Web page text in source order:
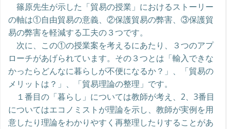
篠原先生が示した「貿易の授業」におけるストーリー
の軸は①自由貿易の意義、②保護貿易の弊害、③保護貿
易の弊害を軽減する工夫の３つです。
次に、この①の授業案を考えるにあたり、３つのアプ
ローチがあげられています。その３つとは「輸入できな
かったらどんなに暮らしが不便になるか？」、「貿易の
メリットは？」、「貿易理論の整理」です。
１番目の「暮らし」については教師が考え、2、3番目
についてはエコノミストが理論を示し、教師が実例を用
意したり理論をわかりやすく再整理したりすることがあ